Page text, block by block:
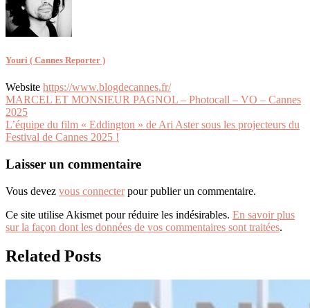
Youri ( Cannes Reporter )
Website https://www.blogdecannes.fr/
Navigation
de
l’article
MARCEL ET MONSIEUR PAGNOL – Photocall – VO – Cannes
2025
L’équipe du film « Eddington » de Ari Aster sous les projecteurs du
Festival de Cannes 2025 !
Laisser un commentaire
Vous devez vous connecterpour publier un commentaire.
Ce site utilise Akismet pour réduire les indésirables. En savoir plus
sur la façon dont les données de vos commentaires sont traitées.
Related Posts